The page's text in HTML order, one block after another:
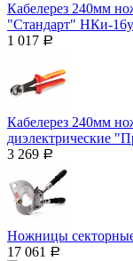
Кабелерез 240мм
"Стандарт" НКи-
1 017 Р
Кабелерез 240мм
диэлектрические
3 269 Р
Ножницы
17 061
Р